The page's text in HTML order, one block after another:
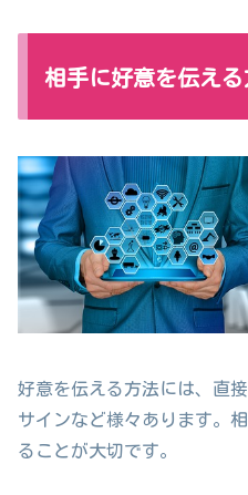
相手に好意を伝える
好意を伝える方法には、直
サインなど様々あります。
ることが大切です。